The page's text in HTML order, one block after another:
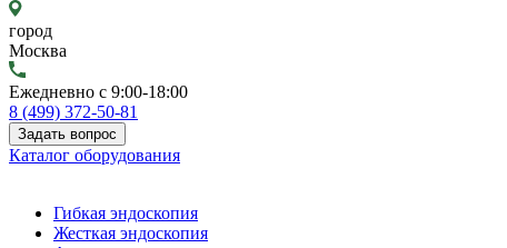
город
Москва
Ежедневно с 9:00-18:00
8 (499) 372-50-81
Задать вопрос
Каталог оборудования
Гибкая эндоскопия
Жесткая эндоскопия